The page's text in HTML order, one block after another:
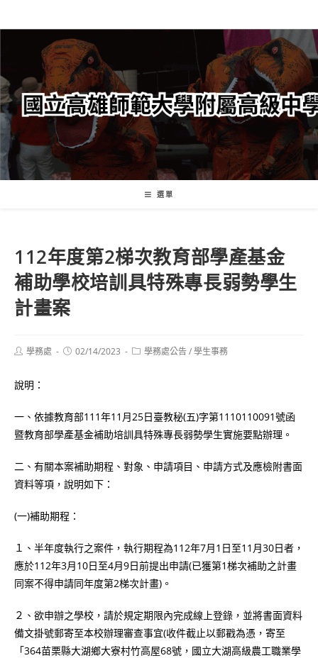
轉
要
內
容
選單
112年度第2梯次教育部學產基金
補助學校培訓具特殊專長弱勢學生
計畫案
Post學務處
Post02/14/2023
Post學務處公告/學生事務
說明：
一、依據教育部111年11月25日臺教秘(五)字第1110110091號函
暨教育部學產基金補助培訓具特殊專長弱勢學生實施要點辦理。
二、有關本案補助期程、對象、申請項目、申請方式及應檢附書面
資料等項，說明如下：
(一)補助期程：
１、半年度執行之案件，執行期程為112年7月1日至11月30日者，
應於112年3月10日至4月9日前提出申請(已獲第1梯次補助之計畫
同案不得申請同年度第2梯次計畫)。
２、欲申辦之學校，請於規定期限內完成線上登錄，並將書面資料
備文掛號郵寄至本校辦理審查事宜(收件截止以郵戳為憑，寄至
「364苗栗縣大湖鄉大寮村竹高屋68號，國立大湖高級農工職業學